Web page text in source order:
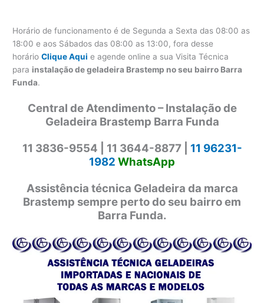
Horário de funcionamento é de Segunda a Sexta das 08:00 as
18:00 e aos Sábados das 08:00 as 13:00, fora desse
horárioClique Aqui e agende online a sua Visita Técnica
para instalação de geladeira Brastemp no seu bairro Barra
Funda.
Central de Atendimento – Instalação de
Geladeira Brastemp Barra Funda
11 3836-9554 | 11 3644-8877 | 11 96231-
1982 WhatsApp
Assistência técnica Geladeira da marca
Brastemp sempre perto do seu bairro em
Barra Funda.